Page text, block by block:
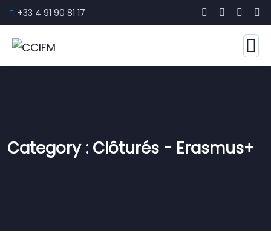
+33 4 91 90 81 17
Category : Clôturés - Erasmus+
Business 2030